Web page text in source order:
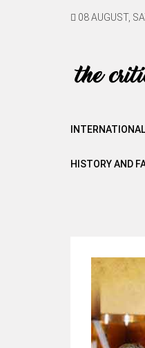
08 AUGUST,
INTERNATIONAL
HISTORY AND